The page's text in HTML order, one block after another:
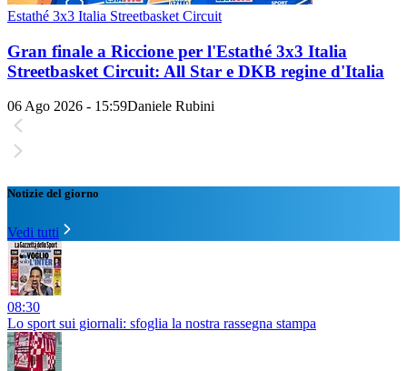
Estathé 3x3 Italia Streetbasket Circuit
Gran finale a Riccione per l'Estathé 3x3 Italia
Streetbasket Circuit: All Star e DKB regine d'Italia
06 Ago 2026 - 15:59Daniele Rubini
Notizie del giorno
Vedi tutti
08:30
Lo sport sui giornali: sfoglia la nostra rassegna stampa